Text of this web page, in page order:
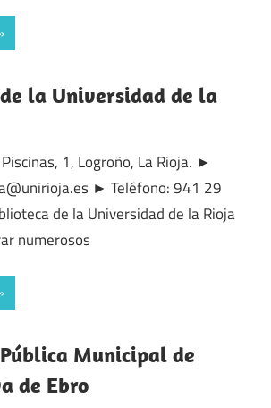
la Universidad de la
1, Logroño, La Rioja. ►
► Teléfono: 941 29
de la Universidad de la Rioja
numerosos
Municipal de
de Ebro